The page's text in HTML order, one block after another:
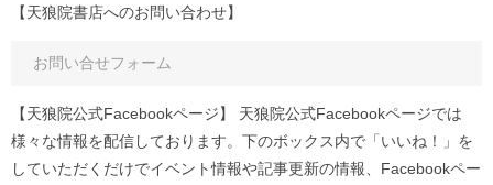
【天狼院書店へのお問い合わせ】
お問い合せフォーム
【天狼院公式Facebookページ】 天狼院公式Facebookページでは
様々な情報を配信しております。下のボックス内で「いいね！」を
していただくだけでイベント情報や記事更新の情報、Facebookペー